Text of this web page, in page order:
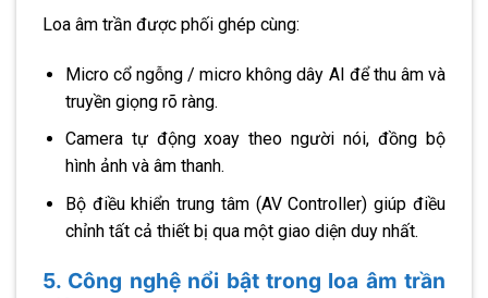
Loa âm trần được phối ghép cùng:
Micro cổ ngỗng / micro không dây AI để thu âm và
truyền giọng rõ ràng.
Camera tự động xoay theo người nói, đồng bộ
hình ảnh và âm thanh.
Bộ điều khiển trung tâm (AV Controller) giúp điều
chỉnh tất cả thiết bị qua một giao diện duy nhất.
5. Công nghệ nổi bật trong loa âm trần